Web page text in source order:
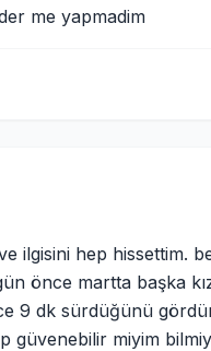
me yapmadim
ilgisini hep hissettim.
önce martta başka
9 dk sürdüğünü
güvenebilir miyim